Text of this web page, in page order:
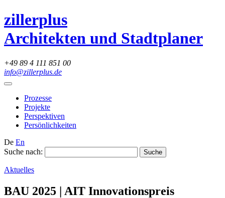
zillerplus
Architekten und Stadtplaner
+49 89 4 111 851 00
info@zillerplus.de
Prozesse
Projekte
Perspektiven
Persönlichkeiten
De En
Suche nach:
Aktuelles
BAU 2025 | AIT Innovationspreis